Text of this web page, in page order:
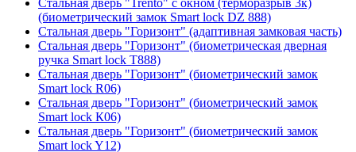
(биометрический замок Smart lock DZ 888)
Стальная дверь "Горизонт" (адаптивная замковая часть)
Стальная дверь "Горизонт" (биометрическая дверная
ручка Smart lock T888)
Стальная дверь "Горизонт" (биометрический замок
Smart lock R06)
Стальная дверь "Горизонт" (биометрический замок
Smart lock К06)
Стальная дверь "Горизонт" (биометрический замок
Smart lock Y12)